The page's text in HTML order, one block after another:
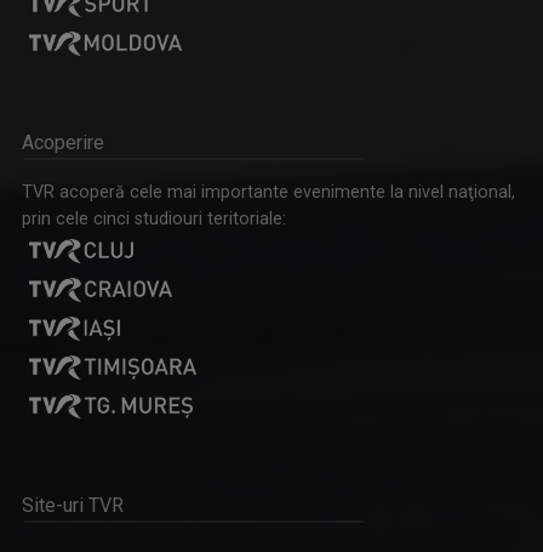
Acoperire
TVR acoperă cele mai importante evenimente la nivel naţional,
prin cele cinci studiouri teritoriale:
Site-uri TVR